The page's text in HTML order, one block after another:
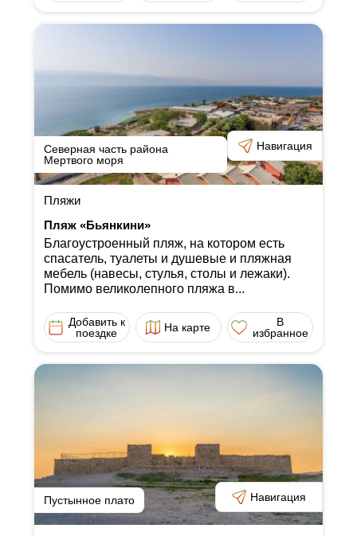
Северная часть района
Мертвого моря
Навигация
Пляжи
Пляж «Бьянкини»
Благоустроенный пляж, на котором есть
спасатель, туалеты и душевые и пляжная
мебель (навесы, стулья, столы и лежаки).
Помимо великолепного пляжа в...
Добавить к
поездке
На карте
В
избранное
Пустынное плато Навигация